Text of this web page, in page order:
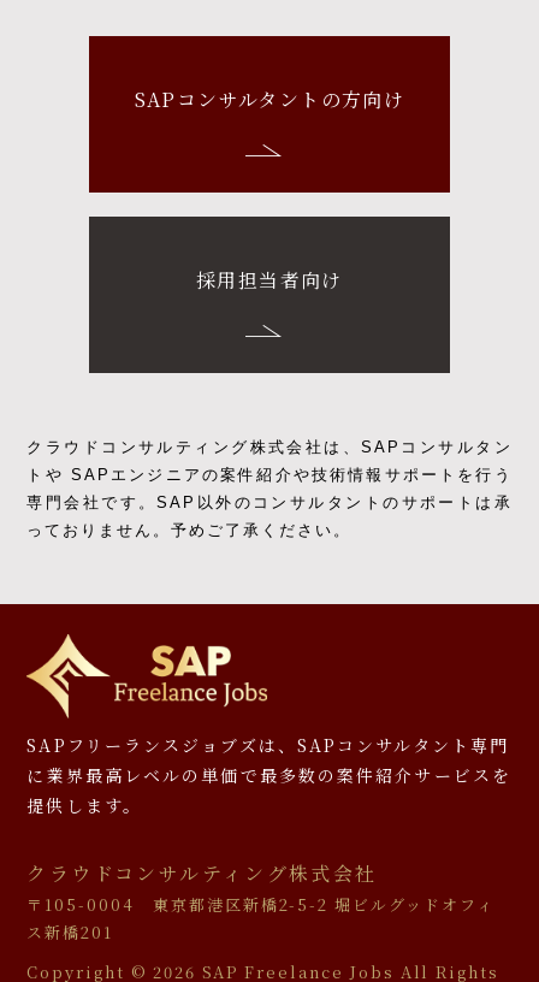
SAPコンサルタントの方向け
採用担当者向け
クラウドコンサルティング株式会社は、SAPコンサルタン
トや SAPエンジニアの案件紹介や技術情報サポートを行う
専門会社です。SAP以外のコンサルタントのサポートは承
っておりません。予めご了承ください。
SAPフリーランスジョブズは、SAPコンサルタント専門
に 業界最高レベルの単価で最多数の案件紹介サービスを
提供します。
クラウドコンサルティング株式会社
〒105-0004 東京都港区新橋2-5-2 堀ビルグッドオフィ
ス新橋201
Copyright © 2026 SAP Freelance Jobs All Rights